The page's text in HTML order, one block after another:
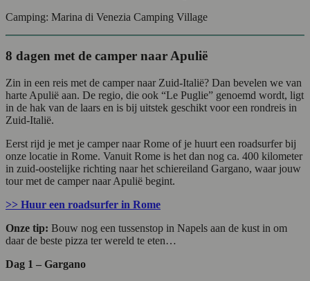
Camping: Marina di Venezia Camping Village
8 dagen met de camper naar Apulië
Zin in een reis met de camper naar Zuid-Italië? Dan bevelen we van
harte Apulië aan. De regio, die ook “Le Puglie” genoemd wordt, ligt
in de hak van de laars en is bij uitstek geschikt voor een rondreis in
Zuid-Italië.
Eerst rijd je met je camper naar Rome of je huurt een roadsurfer bij
onze locatie in Rome. Vanuit Rome is het dan nog ca. 400 kilometer
in zuid-oostelijke richting naar het schiereiland Gargano, waar jouw
tour met de camper naar Apulië begint.
>> Huur een roadsurfer in Rome
Onze tip: Bouw nog een tussenstop in Napels aan de kust in om
daar de beste pizza ter wereld te eten…
Dag 1 – Gargano